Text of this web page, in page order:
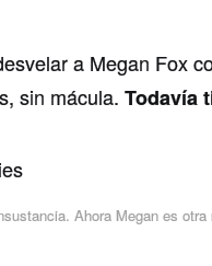
a Megan Fox
sin mácula. Todavía
Ahora Megan es otra